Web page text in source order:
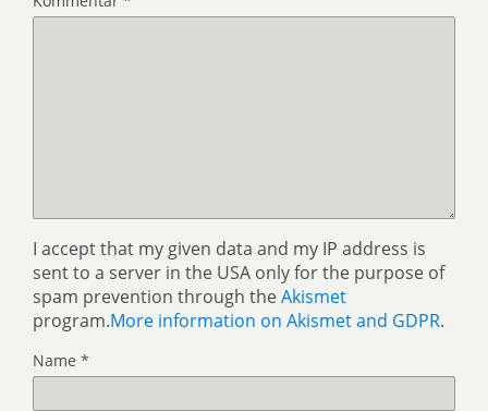
I accept that my given data and my IP address is
sent to a server in the USA only for the purpose of
spam prevention through theAkismet
program.More information on Akismet and GDPR.
Name *